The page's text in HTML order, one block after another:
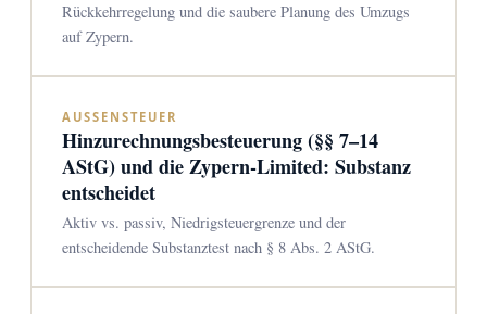
Rückkehrregelung und die saubere Planung des Umzugs
auf Zypern.
AUSSENSTEUER
Hinzurechnungsbesteuerung (§§ 7–14
AStG) und die Zypern-Limited: Substanz
entscheidet
Aktiv vs. passiv, Niedrigsteuergrenze und der
entscheidende Substanztest nach § 8 Abs. 2 AStG.